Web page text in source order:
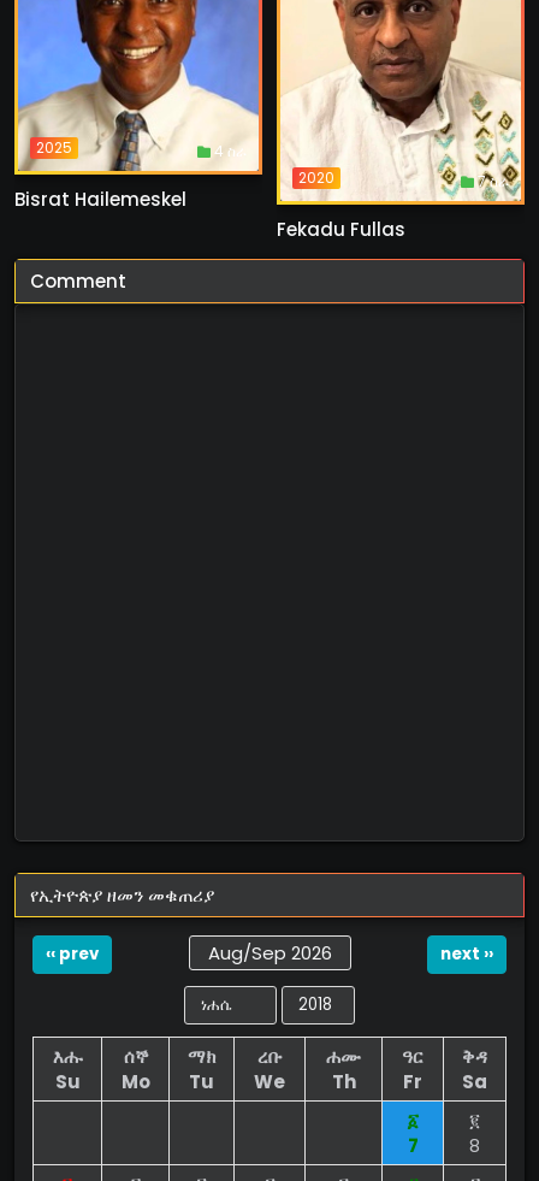
2025 4 ስራ
Bisrat Hailemeskel
2020 7 ስራ
Fekadu Fullas
Comment
የኢትዮጵያ ዘመን መቁጠሪያ
‹‹ prev Aug/Sep 2026 next ››
እሑ
Su
ሰኞ
Mo
ማክ
Tu
ረቡ
We
ሐሙ
Th
ዓር
Fr
ቅዳ
Sa
፩
7
፪
8